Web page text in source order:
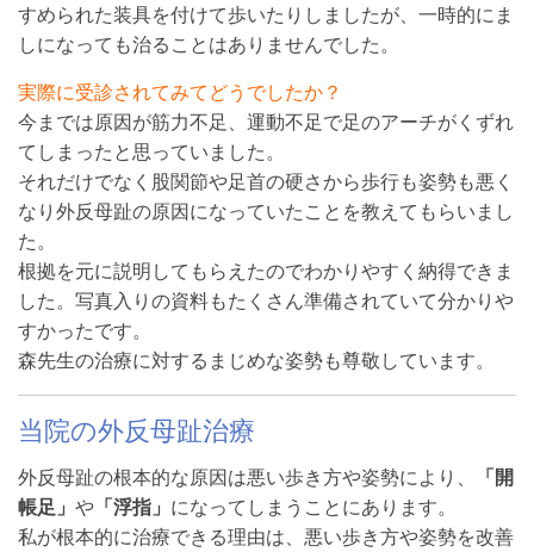
すめられた装具を付けて歩いたりしましたが、一時的にま
しになっても治ることはありませんでした。
実際に受診されてみてどうでしたか？
今までは原因が筋力不足、運動不足で足のアーチがくずれ
てしまったと思っていました。
それだけでなく股関節や足首の硬さから歩行も姿勢も悪く
なり外反母趾の原因になっていたことを教えてもらいまし
た。
根拠を元に説明してもらえたのでわかりやすく納得できま
した。写真入りの資料もたくさん準備されていて分かりや
すかったです。
森先生の治療に対するまじめな姿勢も尊敬しています。
当院の外反母趾治療
外反母趾の根本的な原因は悪い歩き方や姿勢により、
「開
帳足」 や 「浮指」 になってしまうことにあります。
私が根本的に治療できる理由は、悪い歩き方や姿勢を改善